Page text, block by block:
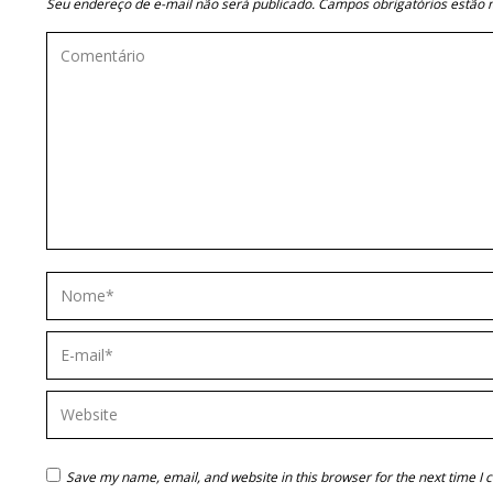
Seu endereço de e-mail não será publicado. Campos obrigatórios estão
Comentário
Nome *
E-mail *
Website
Save my name, email, and website in this browser for the next time I